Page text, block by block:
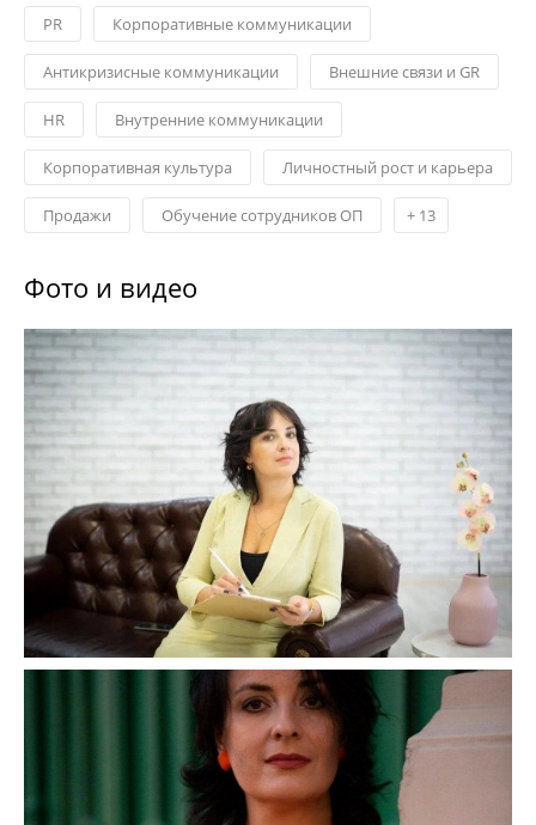
PR Корпоративные коммуникации
Антикризисные коммуникации Внешние связи и GR
HR Внутренние коммуникации
Корпоративная культура Личностный рост и карьера
Продажи Обучение сотрудников ОП + 13
Фото и видео